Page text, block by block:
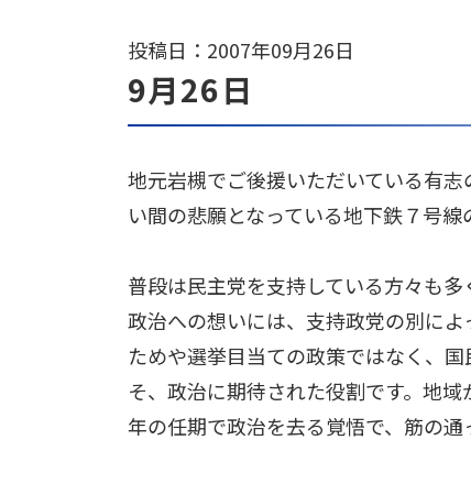
投稿日：2007年09月26日
9月26日
地元岩槻でご後援いただいている有
い間の悲願となっている地下鉄７号
普段は民主党を支持している方々も
政治への想いには、支持政党の別に
ためや選挙目当ての政策ではなく、
そ、政治に期待された役割です。地
年の任期で政治を去る覚悟で、筋の